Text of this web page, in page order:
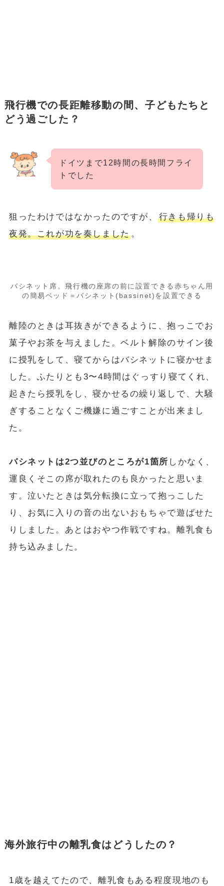
飛行機での長距離移動の間、子どもたちと
どう過ごした？
ドイツまで12時間の長時間フライ
トでした
狙ったわけではなかったのですが、
行きも帰りも
夜発。これが功を奏しました。
バシネット席。飛行機の座席の前に設置できる赤ちゃん用
の簡易ベッド＝バシネット(bassinet)を設置できる
離陸のときは耳抜きができるように、抱っこでお
菓子やお茶を与えました。ベルト解除のサイン後
に授乳をして、寝てからはバシネットに寝かせま
した。ふたりとも3〜4時間はぐっすり寝てくれ、
起きたら授乳をし、寝かせるの繰り返しで、大騒
ぎすることなくご機嫌に過ごすことが出来まし
た。
バシネットは2つ並びのところが1箇所 しかなく、
運良くそこの席が取れたのも良かったと思いま
す。泣いたときは気分転換に立って抱っこした
り、お気に入りの音の出ないおもちゃで遊ばせた
りしました。あとはおやつ作戦ですね。離乳食も
持ち込みました。
海外旅行中の離乳食はどうしたの？
1歳を越えてたので、離乳食もある程度現地のも